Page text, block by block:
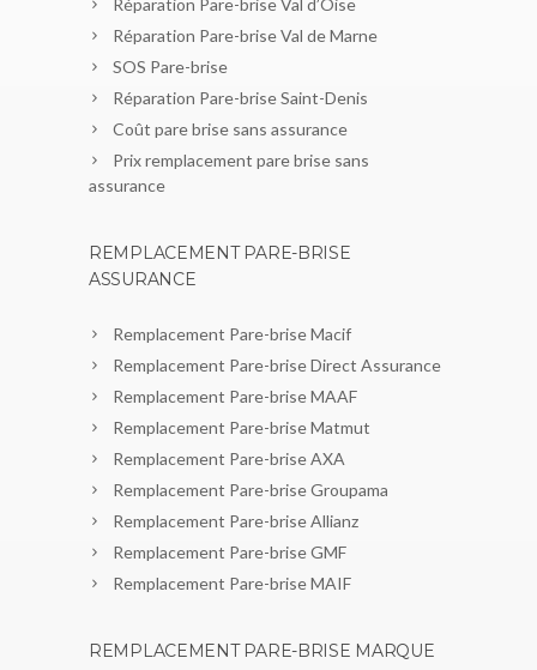
Réparation Pare-brise Val d’Oise
Réparation Pare-brise Val de Marne
SOS Pare-brise
Réparation Pare-brise Saint-Denis
Coût pare brise sans assurance
Prix remplacement pare brise sans
assurance
REMPLACEMENT PARE-BRISE
ASSURANCE
Remplacement Pare-brise Macif
Remplacement Pare-brise Direct Assurance
Remplacement Pare-brise MAAF
Remplacement Pare-brise Matmut
Remplacement Pare-brise AXA
Remplacement Pare-brise Groupama
Remplacement Pare-brise Allianz
Remplacement Pare-brise GMF
Remplacement Pare-brise MAIF
REMPLACEMENT PARE-BRISE MARQUE